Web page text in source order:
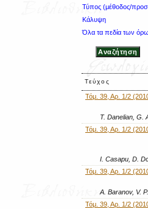
Τύπος (μέθοδος/
Κάλυψη
Όλα τα πεδία των
Τεύχος
Τόμ. 39, Αρ. 1/2
T. Danelian, G.
Τόμ. 39, Αρ. 1/2
I. Casapu, D.
Τόμ. 39, Αρ. 1/2
A. Baranov, V.
Τόμ. 39, Αρ. 1/2